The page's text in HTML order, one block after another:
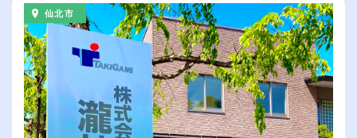
仙北市